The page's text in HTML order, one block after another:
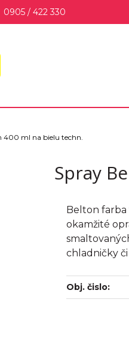
0905 / 422 330
400 ml na bielu techn.
Spray
Belton farba
okamžité
chladničky či
Obj. čislo: